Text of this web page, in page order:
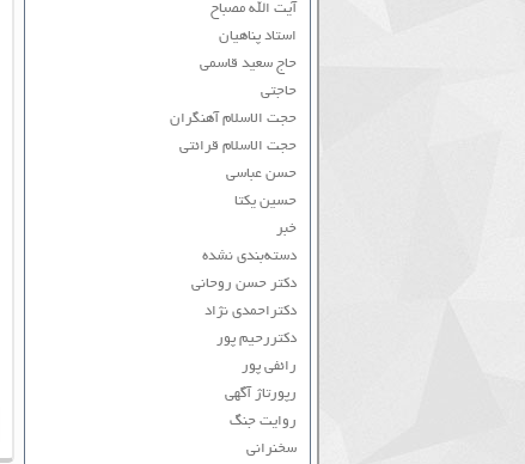
آیت الله مصباح
استاد پناهیان
حاج سعید قاسمی
حاجتی
حجت الاسلام آهنگران
حجت الاسلام قرائتی
حسن عباسی
حسین یکتا
خبر
دسته‌بندی نشده
دکتر حسن روحانی
دکتراحمدی نژاد
دکتررحیم پور
رائفی پور
رپورتاژ آگهی
روایت جنگ
سخنرانی